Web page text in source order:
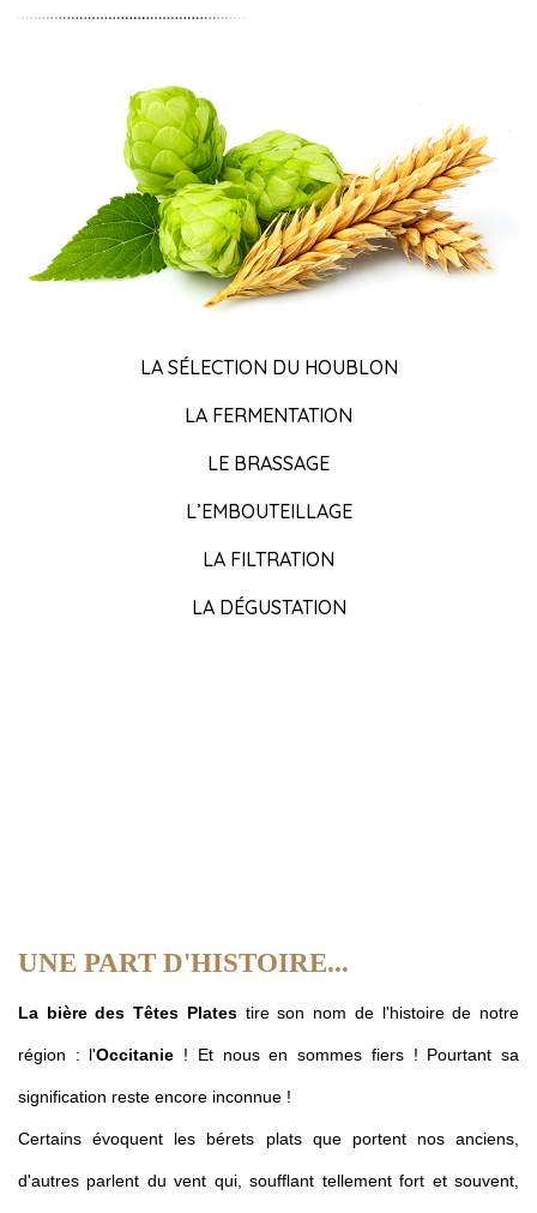
LA SÉLECTION DU HOUBLON
LA FERMENTATION
LE BRASSAGE
L’EMBOUTEILLAGE
LA FILTRATION
LA DÉGUSTATION
UNE PART D'HISTOIRE...
La bière des Têtes Platestire son nom de l'histoire de notre
région : l'Occitanie ! Et nous en sommes fiers ! Pourtant sa
signification reste encore inconnue !
Certains évoquent les bérets plats que portent nos anciens,
d'autres parlent du vent qui, soufflant tellement fort et souvent,